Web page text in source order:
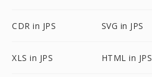
CDR in JPS SVG in JPS
XLS in JPS HTML in JPS